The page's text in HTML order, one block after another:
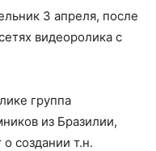
3 апреля, после
видеоролика с
группа
из Бразилии,
создании т.н.